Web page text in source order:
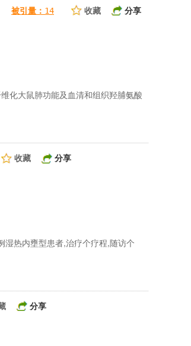
被引量： 14 收藏
分享
化大鼠肺功能及血清和组织羟脯氨酸
收藏
分享
湿热内壅型患者,治疗个疗程,随访个
分享